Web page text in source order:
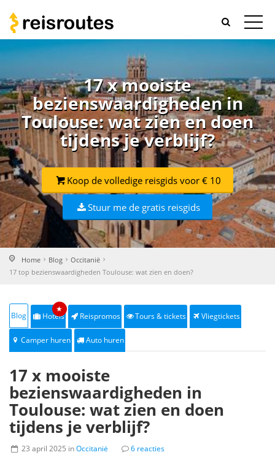
17 x mooiste
bezienswaardigheden in
Toulouse: wat zien en doen
tijdens je verblijf?
Koop de volledige reisgids voor € 10
Stuur me de gratis reisgids
Home Blog
Occitanië
17 top bezienswaardigheden Toulouse: wat zien en doen?
Blog Hotels
★
Reispromos Tours & tickets Vliegtickets
Camper huren Auto huren
17 x mooiste
bezienswaardigheden in
Toulouse: wat zien en doen
tijdens je verblijf?
23 april 2025 inOccitanië 6 reacties